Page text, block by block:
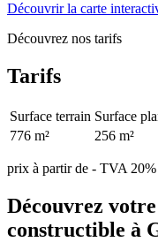
Découvrir la carte
Découvrez nos tarifs
Tarifs
Surface terrain Surface
776 m²
256 m²
prix à partir de - TVA
Découvrez
constructible à